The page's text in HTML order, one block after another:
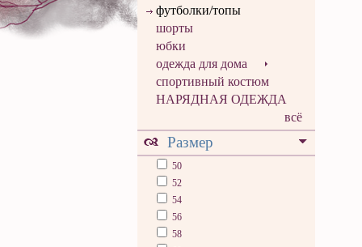
футболки/топы
шорты
юбки
одежда для дома
спортивный костюм
НАРЯДНАЯ ОДЕЖДА
всё
Размер
50
52
54
56
58